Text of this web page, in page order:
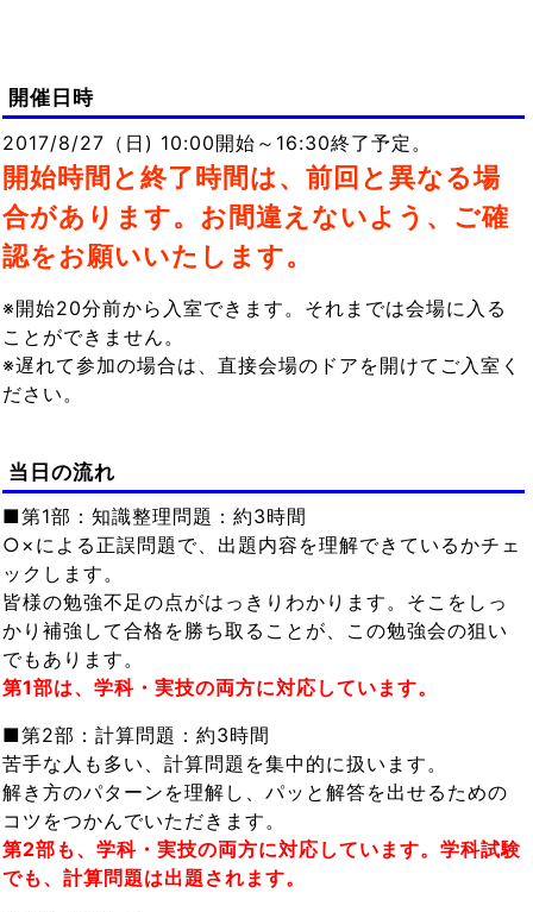
開催日時
2017/8/27（日) 10:00開始～16:30終了予定。
開始時間と終了時間は、前回と異なる場
合があります。お間違えないよう、ご確
認をお願いいたします。
※開始20分前から入室できます。それまでは会場に入る
ことができません。
※遅れて参加の場合は、直接会場のドアを開けてご入室く
ださい。
当日の流れ
■第1部：知識整理問題：約3時間
○×による正誤問題で、出題内容を理解できているかチェ
ックします。
皆様の勉強不足の点がはっきりわかります。そこをしっ
かり補強して合格を勝ち取ることが、この勉強会の狙い
でもあります。
第1部は、学科・実技の両方に対応しています。
■第2部：計算問題：約3時間
苦手な人も多い、計算問題を集中的に扱います。
解き方のパターンを理解し、パッと解答を出せるための
コツをつかんでいただきます。
第2部も、学科・実技の両方に対応しています。学科試験
でも、計算問題は出題されます。